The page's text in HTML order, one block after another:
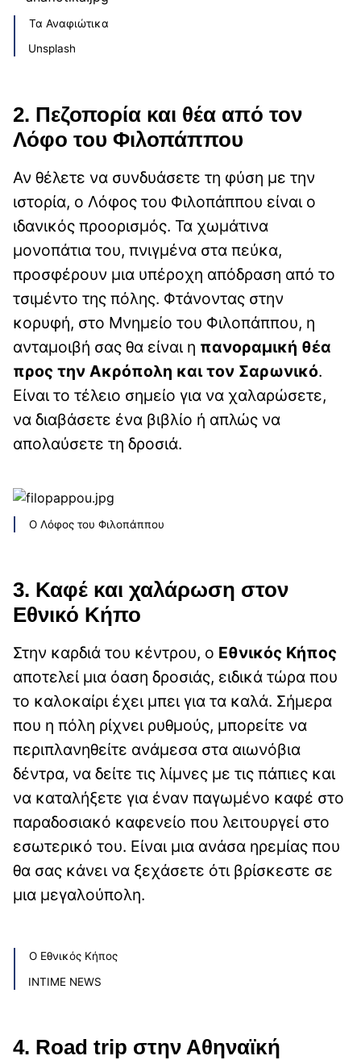
Τα Αναφιώτικα
Unsplash
2. Πεζοπορία και θέα από τον
Λόφο του Φιλοπάππου
Αν θέλετε να συνδυάσετε τη φύση με την
ιστορία, ο Λόφος του Φιλοπάππου είναι ο
ιδανικός προορισμός. Τα χωμάτινα
μονοπάτια του, πνιγμένα στα πεύκα,
προσφέρουν μια υπέροχη απόδραση από το
τσιμέντο της πόλης. Φτάνοντας στην
κορυφή, στο Μνημείο του Φιλοπάππου, η
ανταμοιβή σας θα είναι η πανοραμική θέα
προς την Ακρόπολη και τον Σαρωνικό.
Είναι το τέλειο σημείο για να χαλαρώσετε,
να διαβάσετε ένα βιβλίο ή απλώς να
απολαύσετε τη δροσιά.
Ο Λόφος του Φιλοπάππου
3. Καφέ και χαλάρωση στον
Εθνικό Κήπο
Στην καρδιά του κέντρου, ο Εθνικός Κήπος
αποτελεί μια όαση δροσιάς, ειδικά τώρα που
το καλοκαίρι έχει μπει για τα καλά. Σήμερα
που η πόλη ρίχνει ρυθμούς, μπορείτε να
περιπλανηθείτε ανάμεσα στα αιωνόβια
δέντρα, να δείτε τις λίμνες με τις πάπιες και
να καταλήξετε για έναν παγωμένο καφέ στο
παραδοσιακό καφενείο που λειτουργεί στο
εσωτερικό του. Είναι μια ανάσα ηρεμίας που
θα σας κάνει να ξεχάσετε ότι βρίσκεστε σε
μια μεγαλούπολη.
Ο Εθνικός Κήπος
INTIME NEWS
4. Road trip στην Αθηναϊκή